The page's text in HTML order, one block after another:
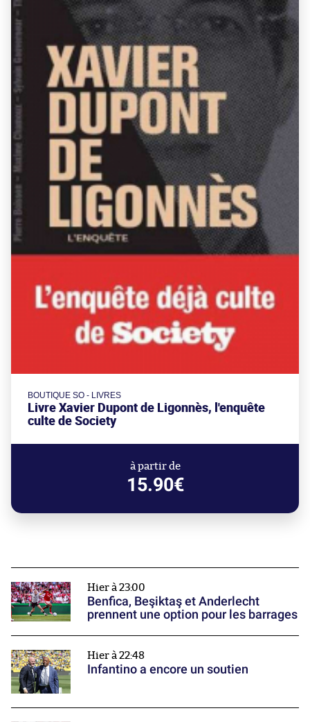
BOUTIQUE SO - LIVRES
Livre Xavier Dupont de Ligonnès, l'enquête
culte de Society
à partir de
15.90€
Hier à 23:00
Benfica, Beşiktaş et Anderlecht
prennent une option pour les barrages
Hier à 22:48
Infantino a encore un soutien